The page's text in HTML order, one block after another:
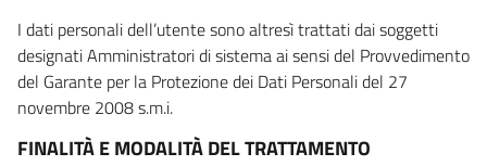
I dati personali dell’utente sono altresì trattati dai soggetti
designati Amministratori di sistema ai sensi del Provvedimento
del Garante per la Protezione dei Dati Personali del 27
novembre 2008 s.m.i.
FINALITÀ E MODALITÀ DEL TRATTAMENTO